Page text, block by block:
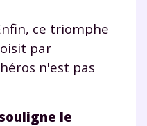
ce triomphe
par
n'est pas
le